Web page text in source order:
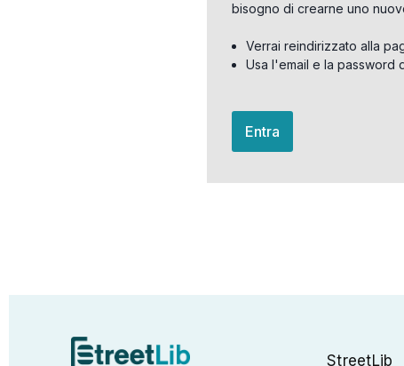
bisogno di crearne uno
Verrai reindirizzato alla
Usa l'email e la password
Entra
StreetLib